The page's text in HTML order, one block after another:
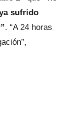
sufrido
. “A 24 horas